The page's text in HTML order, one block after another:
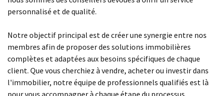
personnalisé et de qualité.
Notre objectif principal est de créer une synergie entre nos
membres afin de proposer des solutions immobilières
complètes et adaptées aux besoins spécifiques de chaque
client. Que vous cherchiez à vendre, acheter ou investir dans
l'immobilier, notre équipe de professionnels qualifiés est là
pour vous accompagner à chaque étape du processus.